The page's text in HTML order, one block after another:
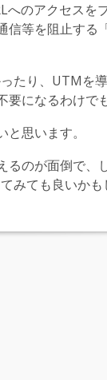
のアクセスを
信等を阻止する
たり、UTMを
になるわけで
思います。
るのが面倒で、
みても良いかも